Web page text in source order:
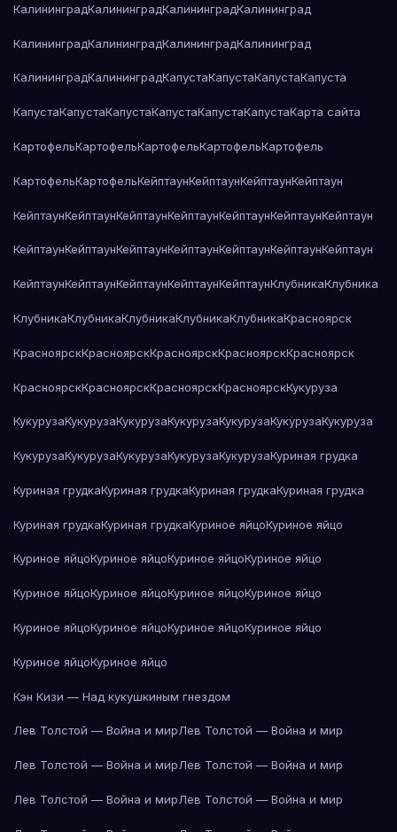
КалининградКалининградКалининградКалининград
КалининградКалининградКалининградКалининград
КалининградКалининградКапустаКапустаКапустаКапуста
КапустаКапустаКапустаКапустаКапустаКапустаКарта сайта
КартофельКартофельКартофельКартофельКартофель
КартофельКартофельКейптаунКейптаунКейптаунКейптаун
КейптаунКейптаунКейптаунКейптаунКейптаунКейптаунКейптаун
КейптаунКейптаунКейптаунКейптаунКейптаунКейптаунКейптаун
КейптаунКейптаунКейптаунКейптаунКейптаунКлубникаКлубника
КлубникаКлубникаКлубникаКлубникаКлубникаКрасноярск
КрасноярскКрасноярскКрасноярскКрасноярскКрасноярск
КрасноярскКрасноярскКрасноярскКрасноярскКукуруза
КукурузаКукурузаКукурузаКукурузаКукурузаКукурузаКукуруза
КукурузаКукурузаКукурузаКукурузаКукурузаКуриная грудка
Куриная грудкаКуриная грудкаКуриная грудкаКуриная грудка
Куриная грудкаКуриная грудкаКуриное яйцоКуриное яйцо
Куриное яйцоКуриное яйцоКуриное яйцоКуриное яйцо
Куриное яйцоКуриное яйцоКуриное яйцоКуриное яйцо
Куриное яйцоКуриное яйцоКуриное яйцоКуриное яйцо
Куриное яйцоКуриное яйцо
Кэн Кизи — Над кукушкиным гнездом
Лев Толстой — Война и мирЛев Толстой — Война и мир
Лев Толстой — Война и мирЛев Толстой — Война и мир
Лев Толстой — Война и мирЛев Толстой — Война и мир